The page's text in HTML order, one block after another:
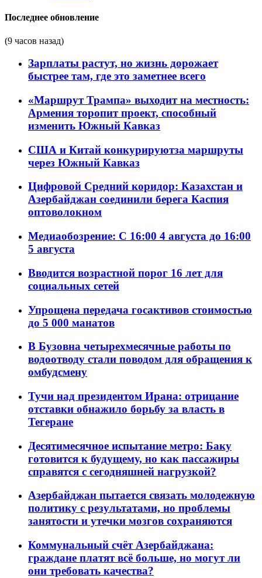
Последнее обновление
(9 часов назад)
Зарплаты растут, но жизнь дорожает
быстрее там, где это заметнее всего
«Маршрут Трампа» выходит на местность:
Армения торопит проект, способный
изменить Южный Кавказ
США и Китай конкурируютза маршруты
через Южный Кавказ
Цифровой Средний коридор: Казахстан и
Азербайджан соединили берега Каспия
оптоволокном
Медиаобозрение: С 16:00 4 августа до 16:00
5 августа
Вводится возрастной порог 16 лет для
социальных сетей
Упрощена передача госактивов стоимостью
до 5 000 манатов
В Бузовна четырехмесячные работы по
водоотводу стали поводом для обращения к
омбудсмену
Тучи над президентом Ирана: отрицание
отставки обнажило борьбу за власть в
Тегеране
Десятимесячное испытание метро: Баку
готовится к будущему, но как пассажиры
справятся с сегодняшней нагрузкой?
Азербайджан пытается связать молодежную
политику с результатами, но проблемы
занятости и утечки мозгов сохраняются
Коммунальный счёт Азербайджана:
граждане платят всё больше, но могут ли
они требовать качества?